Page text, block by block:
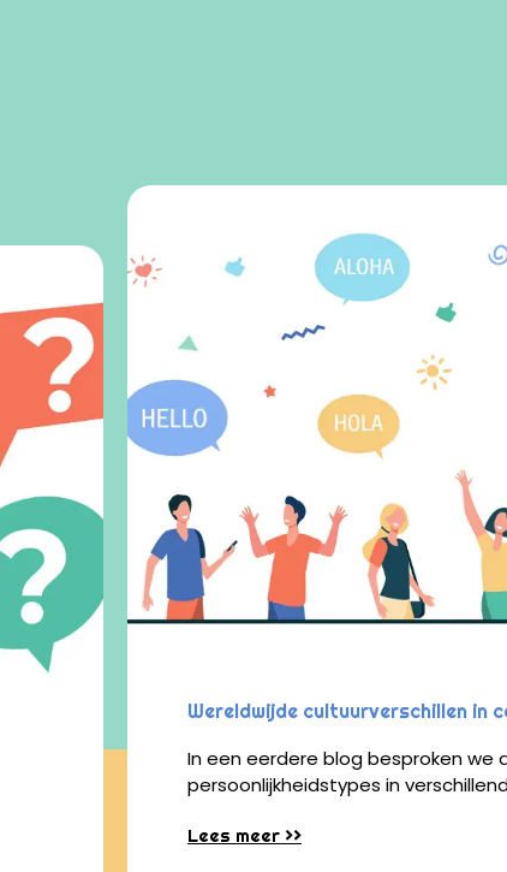
Wereldwijde cultuurverschillen in
In een eerdere blog besproken we
persoonlijkheidstypes in
Lees meer >>